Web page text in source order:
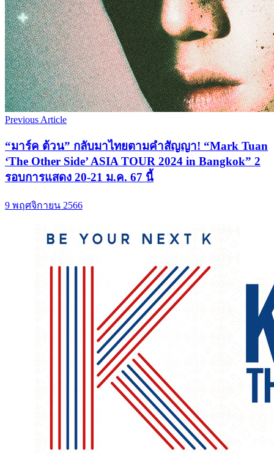
Previous Article
“มาร์ค ต้วน” กลับมาไทยตามคำสัญญา! “Mark Tuan
‘The Other Side’ ASIA TOUR 2024 in Bangkok” 2
รอบการแสดง 20-21 ม.ค. 67 นี้
9 พฤศจิกายน 2566